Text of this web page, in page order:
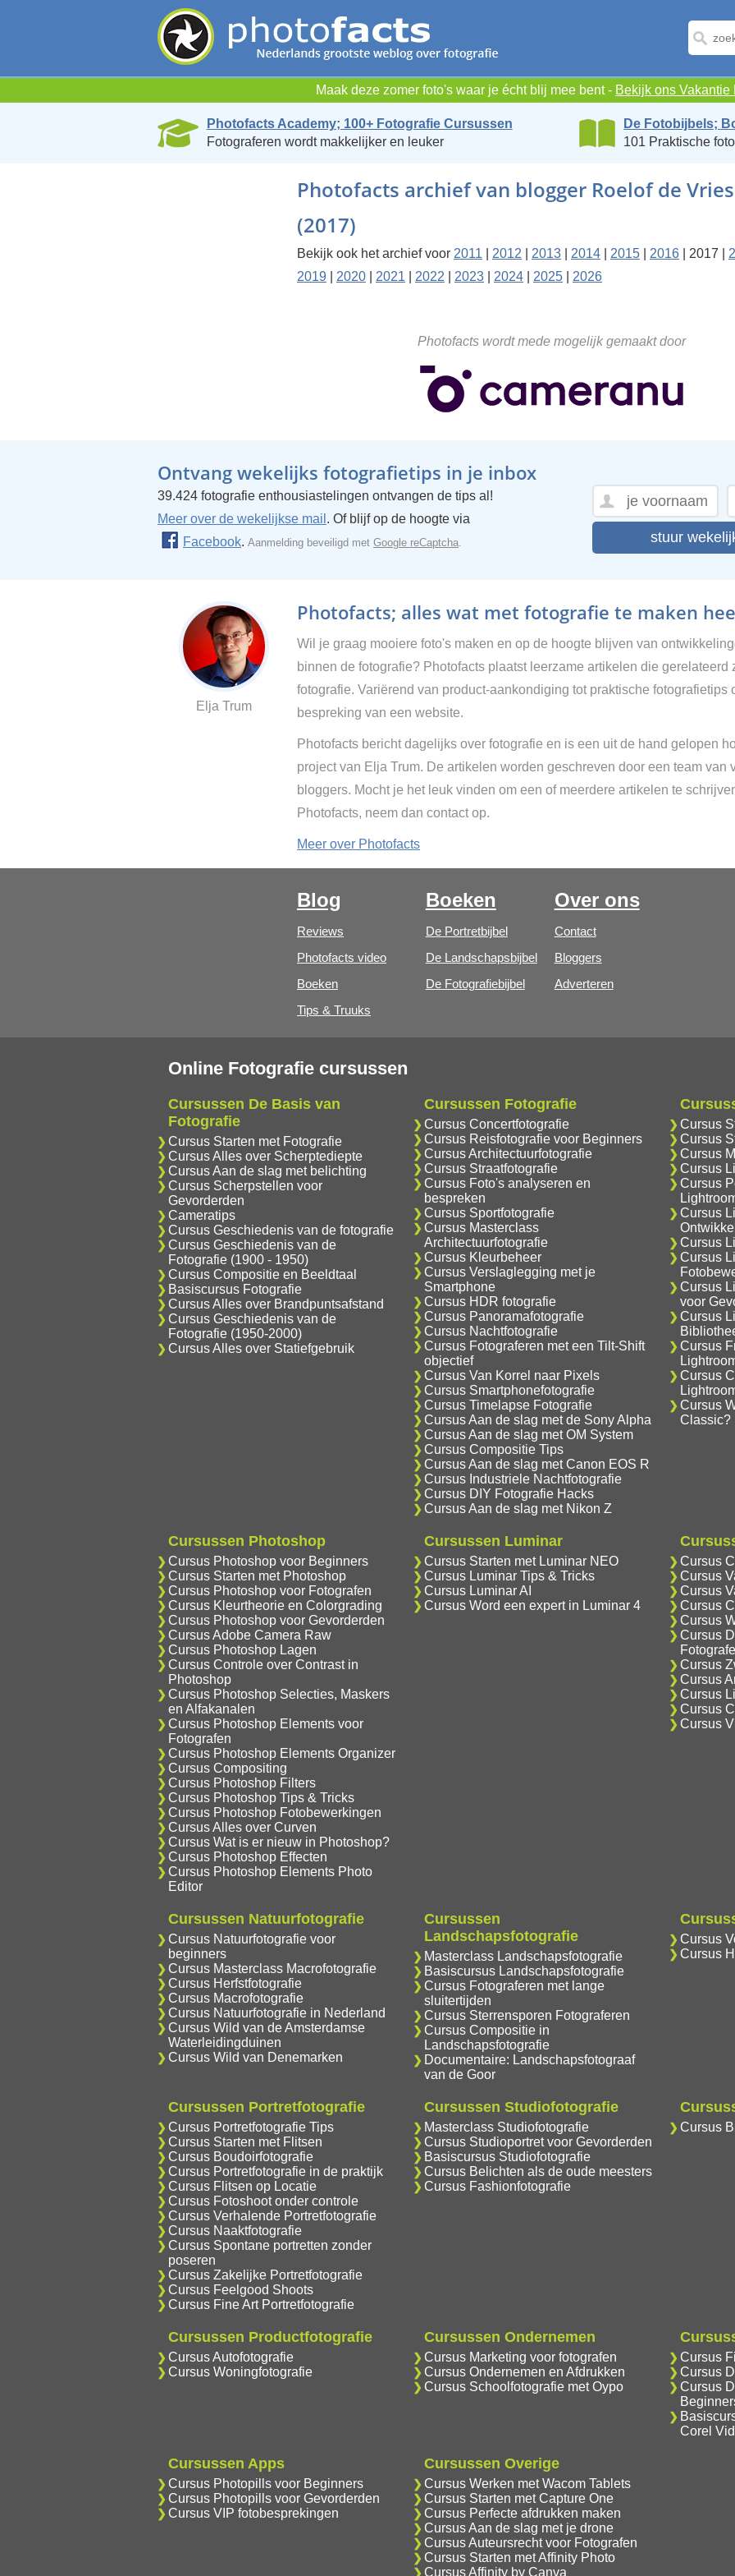
Maak deze zomer foto's waar je écht blij mee bent - Bekijk ons Vakantie
Photofacts Academy; 100+ Fotografie Cursussen
Fotograferen wordt makkelijker en leuker
De Fotobijbels;
101 Praktische
Photofacts archief van blogger Roelof de Vries
(2017)
Bekijk ook het archief voor 2011 2012 2013 2014 2015 2016 | 2017 |
2019
2020 2021 2022 2023 2024 2025 2026
Photofacts wordt mede mogelijk gemaakt door
Ontvang wekelijks fotografietips in je inbox
39.424 fotografie enthousiastelingen ontvangen de tips al!
Meer over de wekelijkse mail . Of blijf op de hoogte via
Facebook. Aanmelding beveiligd met Google reCaptcha. stuur
Elja Trum
Photofacts; alles wat met fotografie te maken
Wil je graag mooiere foto's maken en op de hoogte blijven van
binnen de fotografie? Photofacts plaatst leerzame artikelen die gerelateerd
fotografie. Variërend van product-aankondiging tot praktische fotografietips
bespreking van een website.
Photofacts bericht dagelijks over fotografie en is een uit de hand gelopen
project van Elja Trum. De artikelen worden geschreven door een team van
bloggers. Mocht je het leuk vinden om een of meerdere artikelen te
Photofacts, neem dan contact op.
Meer over Photofacts
Blog
Reviews
Photofacts video
Boeken
Tips & Truuks
Boeken
De Portretbijbel
De Landschapsbijbel
De Fotografiebijbel
Over ons
Contact
Bloggers
Adverteren
Online Fotografie cursussen
Cursussen De Basis van
Fotografie
Cursus Starten met Fotografie
Cursus Alles over Scherptediepte
Cursus Aan de slag met belichting
Cursus Scherpstellen voor
Gevorderden
Cameratips
Cursus Geschiedenis van de fotografie
Cursus Geschiedenis van de
Fotografie (1900 - 1950)
Cursus Compositie en Beeldtaal
Basiscursus Fotografie
Cursus Alles over Brandpuntsafstand
Cursus Geschiedenis van de
Fotografie (1950-2000)
Cursus Alles over Statiefgebruik
Cursussen Fotografie
Cursus Concertfotografie
Cursus Reisfotografie voor Beginners
Cursus Architectuurfotografie
Cursus Straatfotografie
Cursus Foto's analyseren en
bespreken
Cursus Sportfotografie
Cursus Masterclass
Architectuurfotografie
Cursus Kleurbeheer
Cursus Verslaglegging met je
Smartphone
Cursus HDR fotografie
Cursus Panoramafotografie
Cursus Nachtfotografie
Cursus Fotograferen met een Tilt-Shift
objectief
Cursus Van Korrel naar Pixels
Cursus Smartphonefotografie
Cursus Timelapse Fotografie
Cursus Aan de slag met de Sony Alpha
Cursus Aan de slag met OM System
Cursus Compositie Tips
Cursus Aan de slag met Canon EOS R
Cursus Industriele Nachtfotografie
Cursus DIY Fotografie Hacks
Cursus Aan de slag met Nikon Z
Cursus
Cursus
Cursus
Cursus
Cursus
Cursus
Cursus
Cursus
Cursus
voor
Cursus
Cursus
Cursus
Cursus
Classic?
Cursussen Photoshop
Cursus Photoshop voor Beginners
Cursus Starten met Photoshop
Cursus Photoshop voor Fotografen
Cursus Kleurtheorie en Colorgrading
Cursus Photoshop voor Gevorderden
Cursus Adobe Camera Raw
Cursus Photoshop Lagen
Cursus Controle over Contrast in
Photoshop
Cursus Photoshop Selecties, Maskers
en Alfakanalen
Cursus Photoshop Elements voor
Fotografen
Cursus Photoshop Elements Organizer
Cursus Compositing
Cursus Photoshop Filters
Cursus Photoshop Tips & Tricks
Cursus Photoshop Fotobewerkingen
Cursus Alles over Curven
Cursus Wat is er nieuw in Photoshop?
Cursus Photoshop Effecten
Cursus Photoshop Elements Photo
Editor
Cursussen Luminar
Cursus Starten met Luminar NEO
Cursus Luminar Tips & Tricks
Cursus Luminar AI
Cursus Word een expert in Luminar 4
Cursus
Cursus
Cursus
Cursus
Cursus
Cursus
Cursus
Cursus
Cursus
Cursus
Cursus
Cursussen Natuurfotografie
Cursus Natuurfotografie voor
beginners
Cursus Masterclass Macrofotografie
Cursus Herfstfotografie
Cursus Macrofotografie
Cursus Natuurfotografie in Nederland
Cursus Wild van de Amsterdamse
Waterleidingduinen
Cursus Wild van Denemarken
Cursussen
Landschapsfotografie
Masterclass Landschapsfotografie
Basiscursus Landschapsfotografie
Cursus Fotograferen met lange
sluitertijden
Cursus Sterrensporen Fotograferen
Cursus Compositie in
Landschapsfotografie
Documentaire: Landschapsfotograaf
van de Goor
Cursus
Cursus
Cursussen Portretfotografie
Cursus Portretfotografie Tips
Cursus Starten met Flitsen
Cursus Boudoirfotografie
Cursus Portretfotografie in de praktijk
Cursus Flitsen op Locatie
Cursus Fotoshoot onder controle
Cursus Verhalende Portretfotografie
Cursus Naaktfotografie
Cursus Spontane portretten zonder
poseren
Cursus Zakelijke Portretfotografie
Cursus Feelgood Shoots
Cursus Fine Art Portretfotografie
Cursussen Studiofotografie
Masterclass Studiofotografie
Cursus Studioportret voor Gevorderden
Basiscursus Studiofotografie
Cursus Belichten als de oude meesters
Cursus Fashionfotografie
Cursus
Cursussen Productfotografie
Cursus Autofotografie
Cursus Woningfotografie
Cursussen Ondernemen
Cursus Marketing voor fotografen
Cursus Ondernemen en Afdrukken
Cursus Schoolfotografie met Oypo
Cursus
Cursus
Cursus
Corel
Cursussen Apps
Cursus Photopills voor Beginners
Cursus Photopills voor Gevorderden
Cursus VIP fotobesprekingen
Cursussen Overige
Cursus Werken met Wacom Tablets
Cursus Starten met Capture One
Cursus Perfecte afdrukken maken
Cursus Aan de slag met je drone
Cursus Auteursrecht voor Fotografen
Cursus Starten met Affinity Photo
Cursus Affinity by Canva